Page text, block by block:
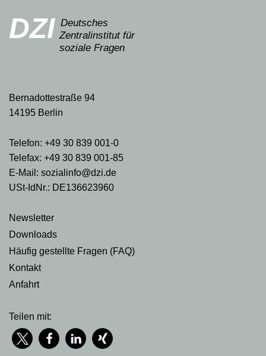
DZI Deutsches
Zentralinstitut für
soziale Fragen
Bernadottestraße 94
14195 Berlin
Telefon: +49 30 839 001-0
Telefax: +49 30 839 001-85
E-Mail: sozialinfo@dzi.de
USt-IdNr.: DE136623960
Newsletter
Downloads
Häufig gestellte Fragen (FAQ)
Kontakt
Anfahrt
Teilen mit: